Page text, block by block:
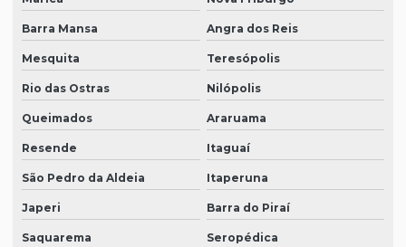
Barra Mansa Angra dos Reis
Mesquita Teresópolis
Rio das Ostras Nilópolis
Queimados Araruama
Resende Itaguaí
São Pedro da Aldeia Itaperuna
Japeri Barra do Piraí
Saquarema Seropédica